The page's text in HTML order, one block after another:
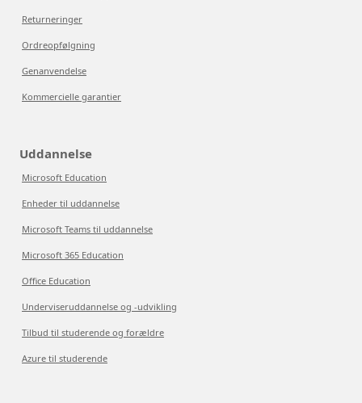
Returneringer
Ordreopfølgning
Genanvendelse
Kommercielle garantier
Uddannelse
Microsoft Education
Enheder til uddannelse
Microsoft Teams til uddannelse
Microsoft 365 Education
Office Education
Underviseruddannelse og -udvikling
Tilbud til studerende og forældre
Azure til studerende